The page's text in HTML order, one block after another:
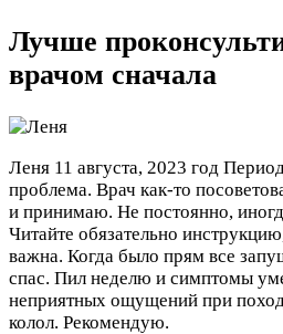
Лучше
врачом сначала
Леня 11 августа, 2023 год
проблема. Врач как-то
и принимаю. Не постоянно,
Читайте обязательно
важна. Когда было прям все
спас. Пил неделю и симптомы
неприятных ощущений при
колол. Рекомендую.